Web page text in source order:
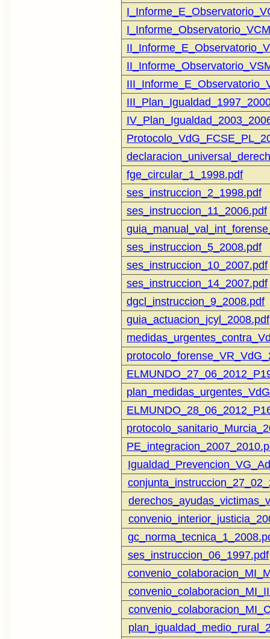
fge_circular_1_1998.pdf
ses_instruccion_2_1998.pdf
ses_instruccion_11_2006.pdf
ses_instruccion_5_2008.pdf
ses_instruccion_10_2007.pdf
ses_instruccion_14_2007.pdf
dgcl_instruccion_9_2008.pdf
guia_actuacion_jcyl_2008.pdf
g
ses_instruccion_06_1997.pdf